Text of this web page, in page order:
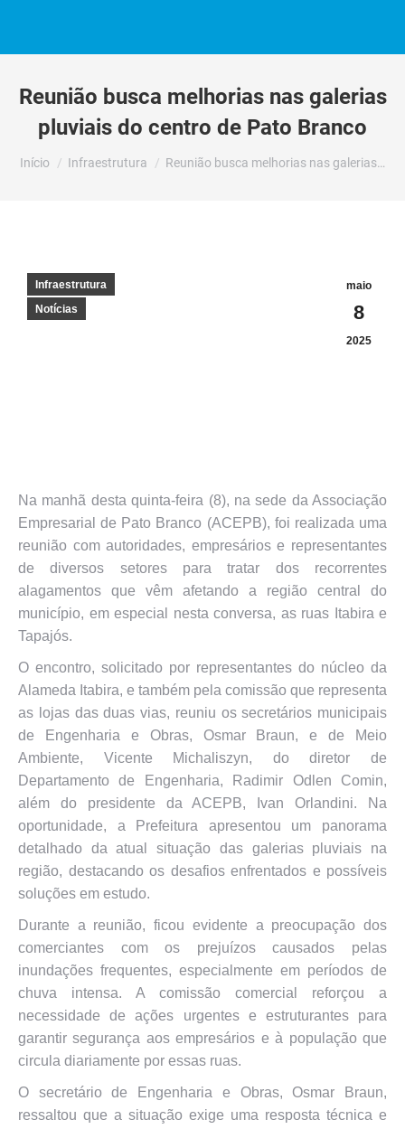
Reunião busca melhorias nas galerias
pluviais do centro de Pato Branco
Você está aqui:
Início Infraestrutura Reunião busca melhorias nas galerias…
maio
8
2025
Infraestrutura
Notícias
Na manhã desta quinta-feira (8), na sede da Associação
Empresarial de Pato Branco (ACEPB), foi realizada uma
reunião com autoridades, empresários e representantes
de diversos setores para tratar dos recorrentes
alagamentos que vêm afetando a região central do
município, em especial nesta conversa, as ruas Itabira e
Tapajós.
O encontro, solicitado por representantes do núcleo da
Alameda Itabira, e também pela comissão que representa
as lojas das duas vias, reuniu os secretários municipais
de Engenharia e Obras, Osmar Braun, e de Meio
Ambiente, Vicente Michaliszyn, do diretor de
Departamento de Engenharia, Radimir Odlen Comin,
além do presidente da ACEPB, Ivan Orlandini. Na
oportunidade, a Prefeitura apresentou um panorama
detalhado da atual situação das galerias pluviais na
região, destacando os desafios enfrentados e possíveis
soluções em estudo.
Durante a reunião, ficou evidente a preocupação dos
comerciantes com os prejuízos causados pelas
inundações frequentes, especialmente em períodos de
chuva intensa. A comissão comercial reforçou a
necessidade de ações urgentes e estruturantes para
garantir segurança aos empresários e à população que
circula diariamente por essas ruas.
O secretário de Engenharia e Obras, Osmar Braun,
ressaltou que a situação exige uma resposta técnica e